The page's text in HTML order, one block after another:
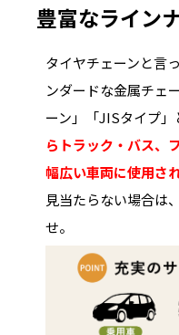
豊富なライン
タイヤチェーンと言
ンダードな金属チェ
ーン」「JISタイプ」
らトラック・バス、
幅広い車両に使用さ
見当たらない場合は
せ。